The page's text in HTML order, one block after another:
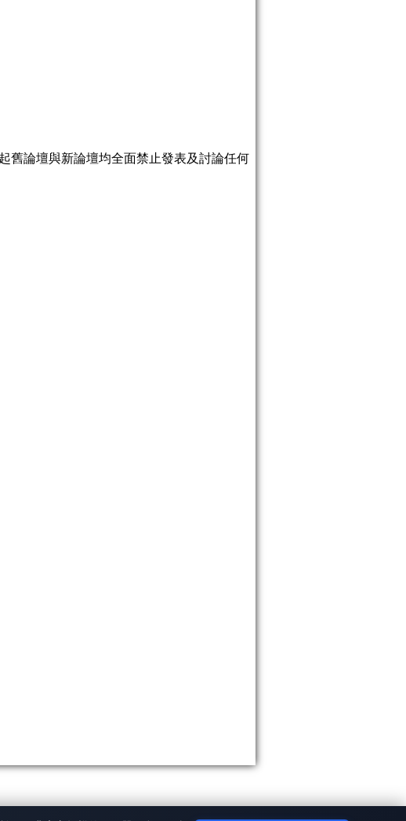
舊論壇與新論壇均全面禁止發表及討論任何